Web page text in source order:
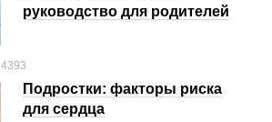
руководство для родителей
4393
Подростки: факторы риска
для сердца